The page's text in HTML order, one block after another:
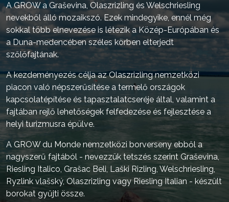
A GROW a Graševina, Olaszrizling és Welschriesling
nevekből álló mozaikszó. Ezek mindegyike, ennél még
sokkal több elnevezése is létezik a Közép-Európában és
a Duna-medencében széles körben elterjedt
szőlőfajtának.
A kezdeményezés célja az Olaszrizling nemzetközi
piacon való népszerűsítése a termelő országok
kapcsolatépítése és tapasztalatcseréje által, valamint a
fajtában rejlő lehetőségek felfedezése és fejlesztése a
helyi turizmusra épülve.
A GROW du Monde nemzetközi borverseny ebből a
nagyszerű fajtából - nevezzük tetszés szerint Graševina,
Riesling Italico, Grašac Beli, Laški Rizling, Welschriesling,
Ryzlink vlašský, Olaszrizling vagy Riesling Italian - készült
borokat gyűjti össze.